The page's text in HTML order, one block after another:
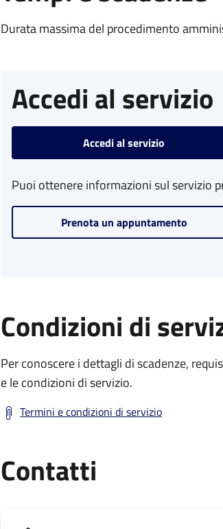
Durata massima del procedimento
Accedi al servizio
Accedi al servizio
Puoi ottenere informazioni sul servizio
Prenota un appuntamento
Condizioni di
Per conoscere i dettagli di scadenze,
e le condizioni di servizio.
Termini e condizioni di servizio
Contatti